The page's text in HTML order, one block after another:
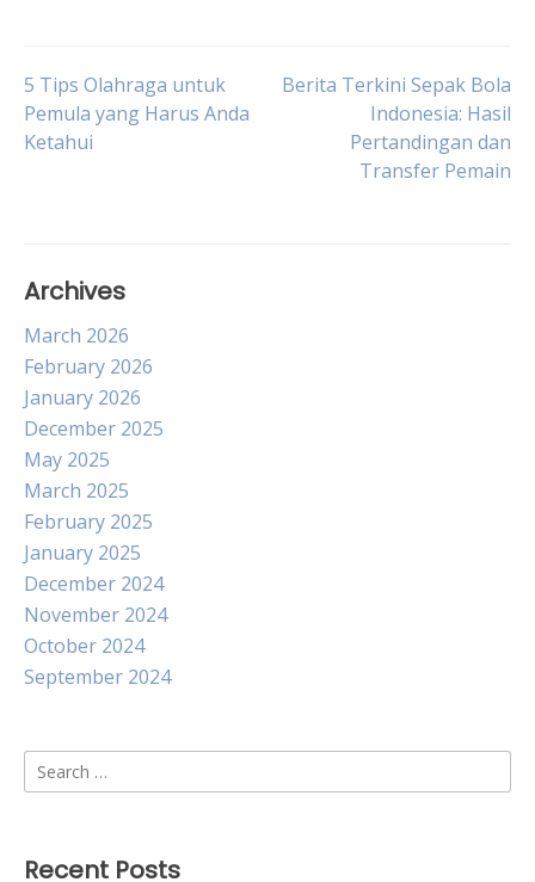
Post
navigation
5 Tips Olahraga untuk
Pemula yang Harus Anda
Ketahui
Berita Terkini Sepak Bola
Indonesia: Hasil
Pertandingan dan
Transfer Pemain
Archives
March 2026
February 2026
January 2026
December 2025
May 2025
March 2025
February 2025
January 2025
December 2024
November 2024
October 2024
September 2024
Search
for:
Recent Posts